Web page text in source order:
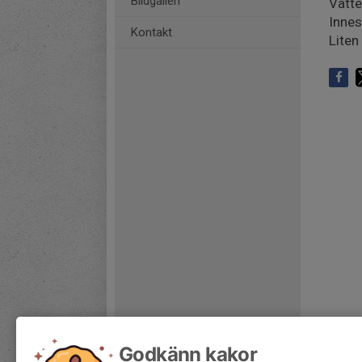
Kontakt
Liten
Godkänn kakor